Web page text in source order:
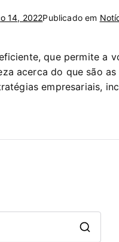
14, 2022Publicado em
que permite a
acerca do que são
empresariais,